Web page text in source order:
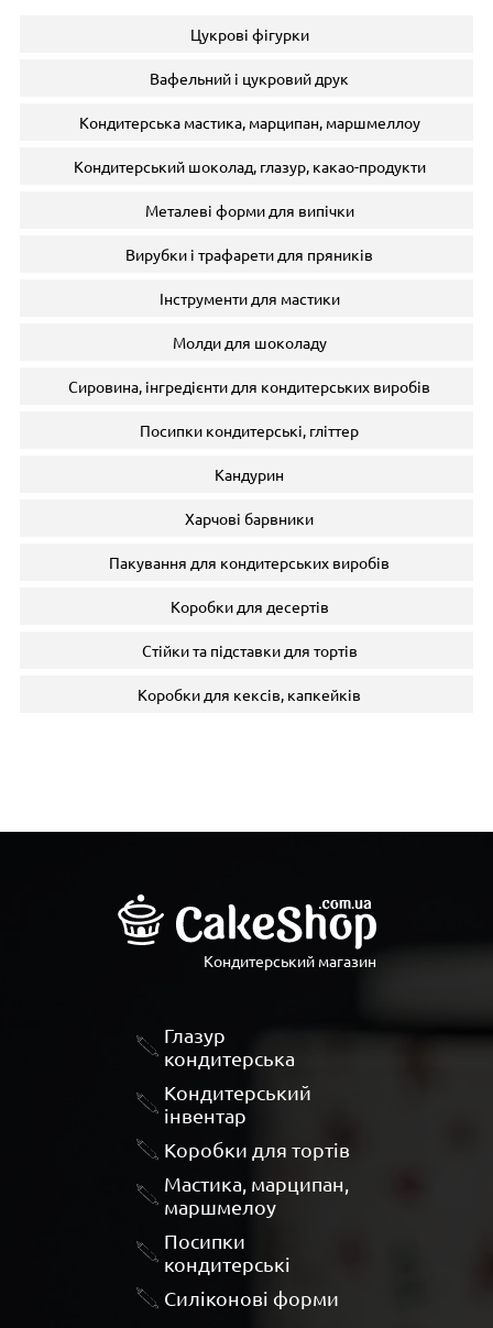
Цукрові фігурки
Вафельний і цукровий друк
Кондитерська мастика, марципан, маршмеллоу
Кондитерський шоколад, глазур, какао-продукти
Металеві форми для випічки
Вирубки і трафарети для пряників
Інструменти для мастики
Молди для шоколаду
Сировина, інгредієнти для кондитерських виробів
Посипки кондитерські, гліттер
Кандурин
Харчові барвники
Пакування для кондитерських виробів
Коробки для десертів
Стійки та підставки для тортів
Коробки для кексів, капкейків
Кондитерський магазин
Глазур
кондитерська
Кондитерський
інвентар
Коробки для тортів
Мастика, марципан,
маршмелоу
Посипки
кондитерські
Силіконові форми